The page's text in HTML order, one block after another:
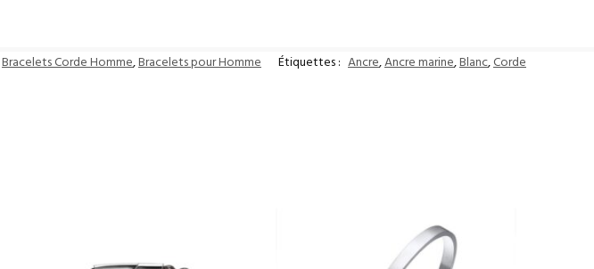
Bracelets Corde Homme,Bracelets pour Homme Étiquettes : Ancre,Ancre marine,Blanc,Corde